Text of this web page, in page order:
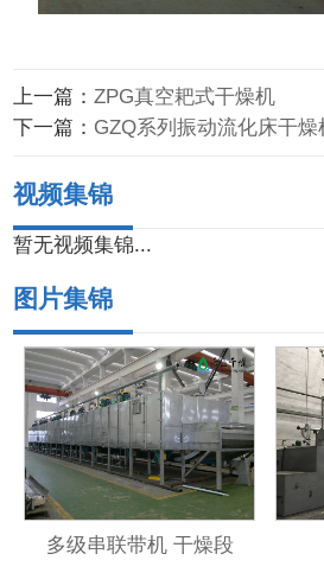
上一篇：ZPG真空耙式干燥机
下一篇： GZQ系列振动流化床干燥
视频集锦
暂无视频集锦...
图片集锦
多级串联带机 干燥段